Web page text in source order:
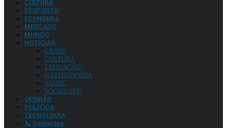
CULTURA
DESPORTO
ECONOMIA
MERCADO
MUNDO
NOTÍCIAS
CRIME
CULTURA
EDUCAÇÃO
GASTRONOMIA
SAÚDE
SOCIEDADE
OPINIÃO
POLÍTICA
TECNOLOGIA
📞 Contactos